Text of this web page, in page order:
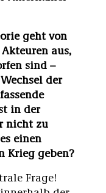
geht von
aus,
sind –
der
in der
nicht zu
einen
Krieg geben?
Frage!